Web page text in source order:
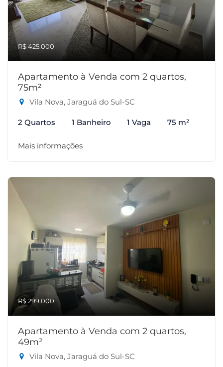
R$ 425.000
Apartamento à Venda com 2 quartos,
75m²
Vila Nova, Jaraguá do Sul-SC
2 Quartos 1 Banheiro 1 Vaga 75 m²
Mais informações
R$ 299.000
Apartamento à Venda com 2 quartos,
49m²
Vila Nova, Jaraguá do Sul-SC